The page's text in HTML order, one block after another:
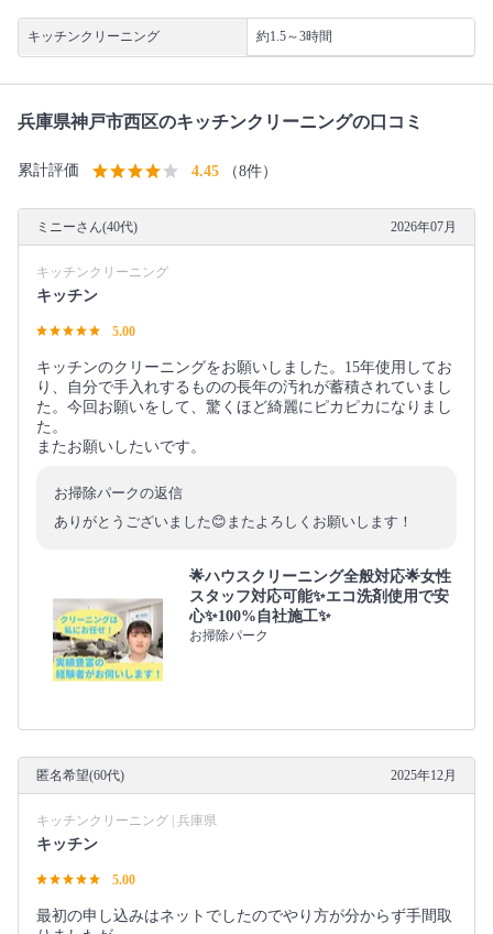
キッチンクリーニング 約1.5～3時間
兵庫県神戸市西区のキッチンクリーニングの口コミ
累計評価 4.45 （8件）
ミニーさん(40代) 2026年07月
キッチンクリーニング
キッチン
5.00
キッチンのクリーニングをお願いしました。15年使用してお
り、自分で手入れするものの長年の汚れが蓄積されていまし
た。今回お願いをして、驚くほど綺麗にピカピカになりまし
た。
またお願いしたいです。
お掃除パークの返信
ありがとうございました😊またよろしくお願いします！
🌟ハウスクリーニング全般対応🌟女性
スタッフ対応可能✨エコ洗剤使用で安
心✨100%自社施工✨
お掃除パーク
匿名希望(60代) 2025年12月
キッチンクリーニング | 兵庫県
キッチン
5.00
最初の申し込みはネットでしたのでやり方が分からず手間取